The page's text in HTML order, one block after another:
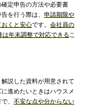
定申告の方法や必要書
を行う際は、 申請期限や
くと安心です。 会社員の
年末調整で対応できる こ
説した資料が用意されて
進めたいときはハウスメ
、 不安な点や分からない